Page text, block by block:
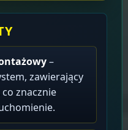
–
zawierający
znacznie